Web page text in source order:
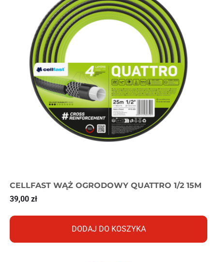
CELLFAST WĄŻ OGRODOWY QUATTRO 1/2 15M
39,00 zł
DODAJ DO KOSZYKA